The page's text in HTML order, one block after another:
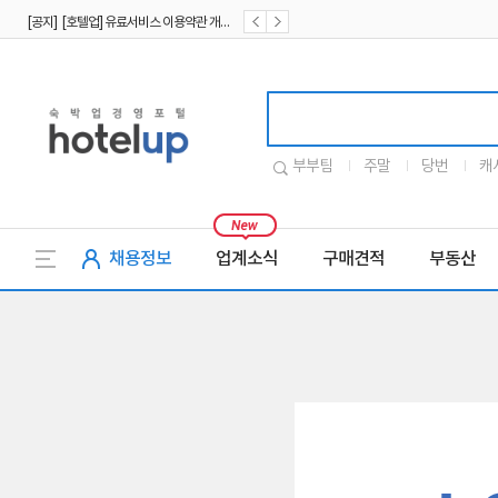
부부팀 주말 당번 캐
채용정보 업계소식 구매견적 부동산